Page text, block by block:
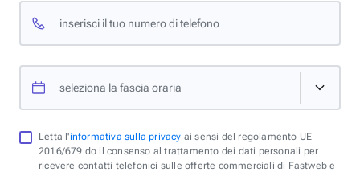
inserisci il tuo numero di telefono
seleziona la fascia oraria
Letta l'informativa sulla privacy ai sensi del regolamento UE
2016/679 do il consenso al trattamento dei dati personali per
ricevere contatti telefonici sulle offerte commerciali di Fastweb e